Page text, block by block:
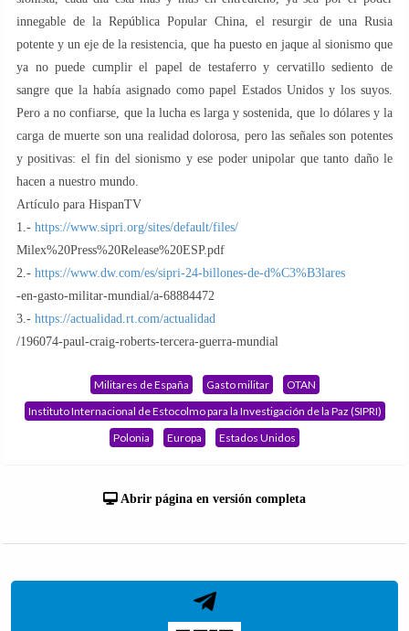
innegable de la República Popular China, el resurgir de una Rusia
potente y un eje de la resistencia, que ha puesto en jaque al sionismo que
ya no puede cumplir el papel de testaferro y cervatillo sediento de
sangre que la había asignado como papel Estados Unidos y los suyos.
Pero a no confiarse, que la lucha es larga y sostenida, que lo dólares y la
carga de muerte son una realidad dolorosa, pero las señales son potentes
y positivas: el fin del sionismo y ese poder unipolar que tanto daño le
hacen a nuestro mundo.
Artículo para HispanTV
1.- https://www.sipri.org/sites/default/files/
Milex%20Press%20Release%20ESP.pdf
2.- https://www.dw.com/es/sipri-24-billones-de-d%C3%B3lares
-en-gasto-militar-mundial/a-68884472
3.- https://actualidad.rt.com/actualidad
/196074-paul-craig-roberts-tercera-guerra-mundial
Militares de España Gasto militar
OTAN
Instituto Internacional de Estocolmo para la Investigación de la Paz (SIPRI)
Polonia
Europa Estados Unidos
Abrir página en versión completa